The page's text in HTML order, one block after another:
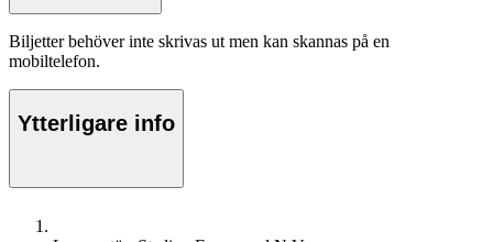
Biljetter behöver inte skrivas ut men kan skannas på en
mobiltelefon.
Ytterligare info